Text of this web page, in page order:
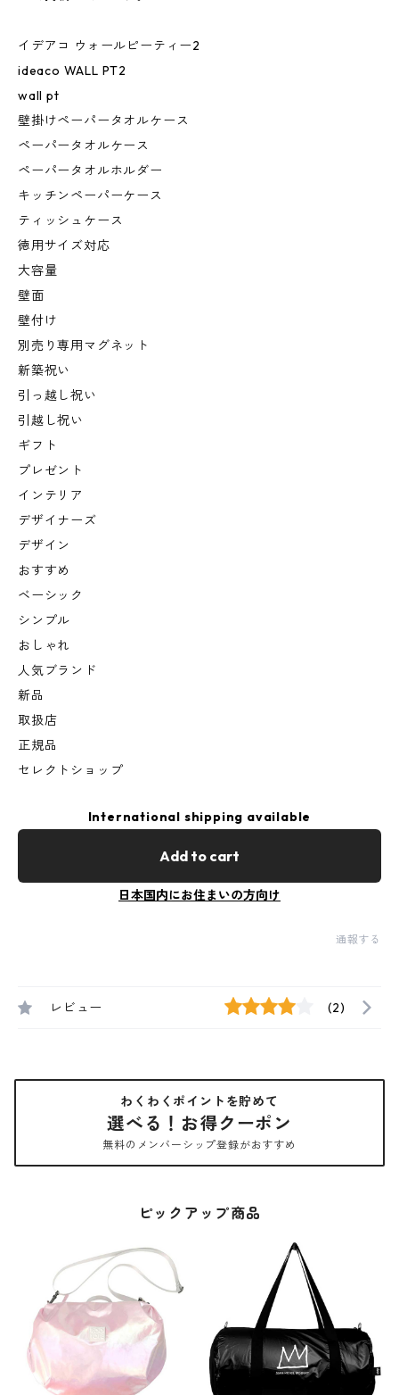
イデアコ ウォールピーティー2
ideaco WALL PT2
wall pt
壁掛けペーパータオルケース
ペーパータオルケース
ペーパータオルホルダー
キッチンペーパーケース
ティッシュケース
徳用サイズ対応
大容量
壁面
壁付け
別売り専用マグネット
新築祝い
引っ越し祝い
引越し祝い
ギフト
プレゼント
インテリア
デザイナーズ
デザイン
おすすめ
ベーシック
シンプル
おしゃれ
人気ブランド
新品
取扱店
正規品
セレクトショップ
International shipping available
Add to cart
日本国内にお住まいの方向け
通報する
レビュー (2)
わくわくポイントを貯めて
選べる！お得クーポン
無料のメンバーシップ登録がおすすめ
ピックアップ商品